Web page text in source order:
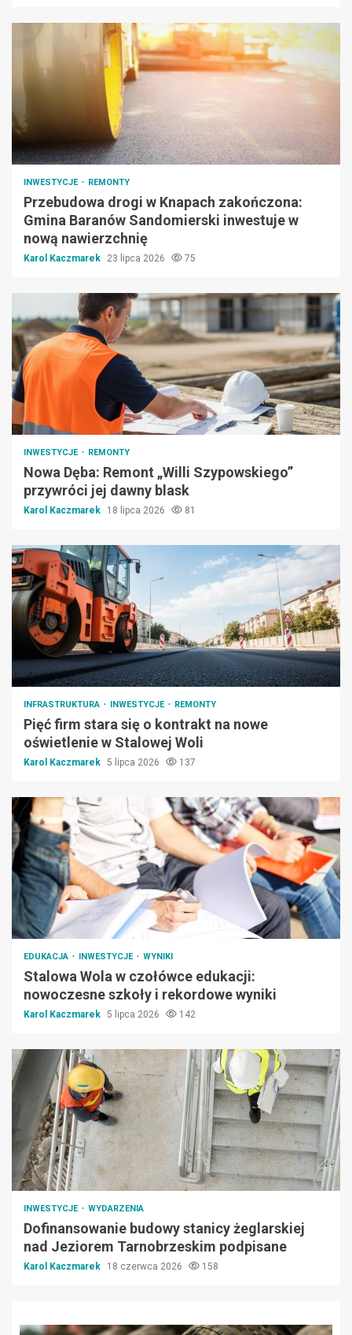
INWESTYCJE REMONTY
Przebudowa drogi w Knapach zakończona:
Gmina Baranów Sandomierski inwestuje w
nową nawierzchnię
Karol Kaczmarek 23 lipca 2026 75
INWESTYCJE REMONTY
Nowa Dęba: Remont „Willi Szypowskiego”
przywróci jej dawny blask
Karol Kaczmarek 18 lipca 2026 81
INFRASTRUKTURA INWESTYCJE REMONTY
Pięć firm stara się o kontrakt na nowe
oświetlenie w Stalowej Woli
Karol Kaczmarek 5 lipca 2026 137
EDUKACJA INWESTYCJE WYNIKI
Stalowa Wola w czołówce edukacji:
nowoczesne szkoły i rekordowe wyniki
Karol Kaczmarek 5 lipca 2026 142
INWESTYCJE WYDARZENIA
Dofinansowanie budowy stanicy żeglarskiej
nad Jeziorem Tarnobrzeskim podpisane
Karol Kaczmarek 18 czerwca 2026 158